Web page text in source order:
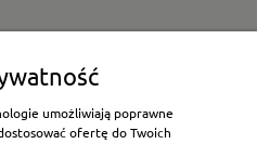
umożliwiają poprawne
ofertę do Twoich